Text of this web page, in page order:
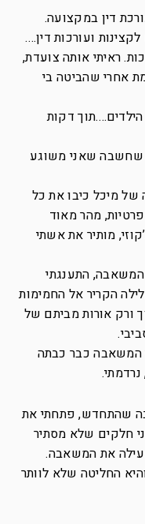
דין במקצועה.
ועורכות דין….
ראיתי אותה צועדת,
אחרי שהביטה בי
דקות
שחשבה שאני משוגע
של מיכל כיבו את כל
מהר מאוד
מותיר את אשתי
המשאבה, התענגתי
הקריר אל החמימות
ורק אורות מביתם של
המשאבה כבר כבתה
שהתחדש, פתחתי את
חלקים שלא מסתיר
את המשאבה.
החליטה שלא לוותר